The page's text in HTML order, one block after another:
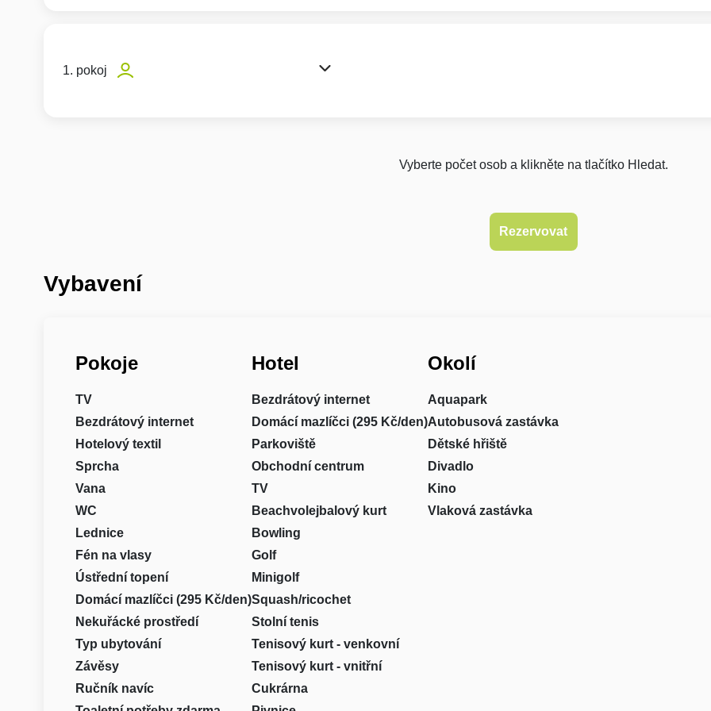
1. pokoj
Vyberte počet osob a klikněte na tlačítko Hledat.
Vybavení
Pokoje
TV
Bezdrátový internet
Hotelový textil
Sprcha
Vana
WC
Lednice
Fén na vlasy
Ústřední topení
Domácí mazlíčci (295 Kč/den)
Nekuřácké prostředí
Typ ubytování
Závěsy
Ručník navíc
Hotel
Bezdrátový internet
Domácí mazlíčci (295 Kč/den)
Parkoviště
Obchodní centrum
TV
Beachvolejbalový kurt
Bowling
Golf
Minigolf
Squash/ricochet
Stolní tenis
Tenisový kurt - venkovní
Tenisový kurt - vnitřní
Cukrárna
Okolí
Aquapark
Autobusová zastávka
Dětské hřiště
Divadlo
Kino
Vlaková zastávka